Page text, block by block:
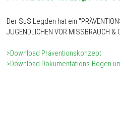
Der SuS Legden hat ein
JUGENDLICHEN VOR MISSBRAUCH
>Download Präventionskonzept
>Download Dokumentations-Bogen